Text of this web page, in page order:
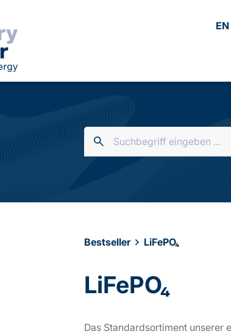
EN
Bestseller LiFePO₄
LiFePO₄
Das Standardsortiment unserer